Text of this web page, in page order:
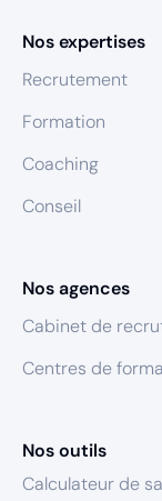
Nos expertises
Recrutement
Formation
Coaching
Conseil
Nos agences
Cabinet de
Centres de
Nos outils
Calculateur de